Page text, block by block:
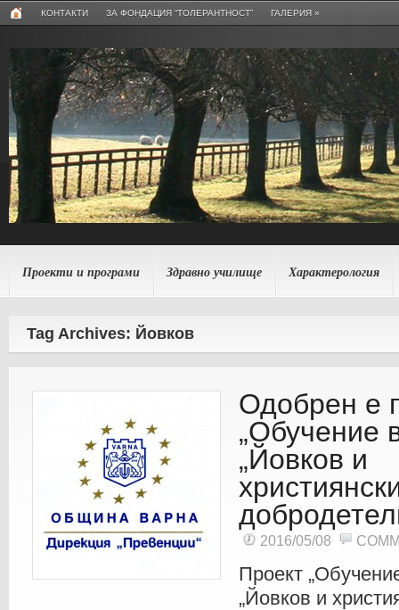
КОНТАКТИ ЗА ФОНДАЦИЯ “ТОЛЕРАНТНОСТ” ГАЛЕРИЯ »
Проекти и програми Здравно училище Характерология
Tag Archives: Йовков
Одобрен е
„Обучение
„Йовков и
2016/05/08
Проект
„Йовков и